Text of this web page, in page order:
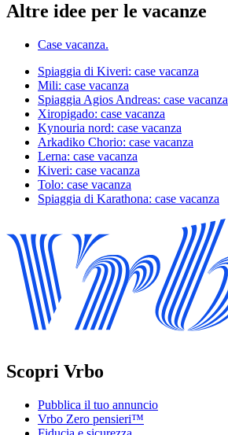
Altre idee per le vacanze
Case vacanza.
Spiaggia di Kiveri: case vacanza
Mili: case vacanza
Spiaggia Agios Andreas: case vacanza
Xiropigado: case vacanza
Kynouria nord: case vacanza
Arkadiko Chorio: case vacanza
Lerna: case vacanza
Kiveri: case vacanza
Tolo: case vacanza
Spiaggia di Karathona: case vacanza
Scopri Vrbo
Pubblica il tuo annuncio
Vrbo Zero pensieri™